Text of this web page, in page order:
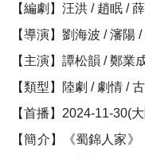
【編劇】汪洪 / 趙眠 /
【導演】劉海波 / 瀋陽
【主演】譚松韻 / 鄭業
【類型】陸劇 / 劇情 /
【首播】2024-11-30(
【簡介】《蜀錦人家